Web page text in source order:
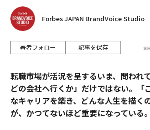
Forbes JAPAN BrandVoice Studio
著者フォロー 記事を保存
転職市場が活況を呈するいま、問われ
どの会社へ行くか」だけではない。「
なキャリアを築き、どんな人生を描く
が、かつてないほど重要になっている。